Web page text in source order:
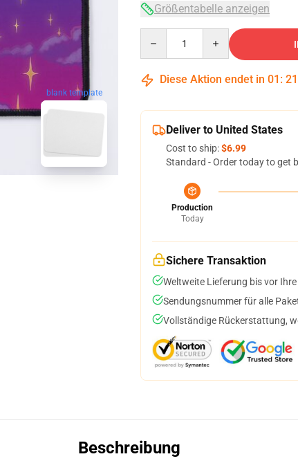
blank template
Größentabelle anzeigen
Diese Aktion endet in 01 : 21
Deliver to United States
Cost to ship:$6.99
Standard - Order today to get
Production
Today
Sichere Transaktion
Weltweite Lieferung bis vor Ihre
Sendungsnummer für alle
Vollständige Rückerstattung,
Beschreibung